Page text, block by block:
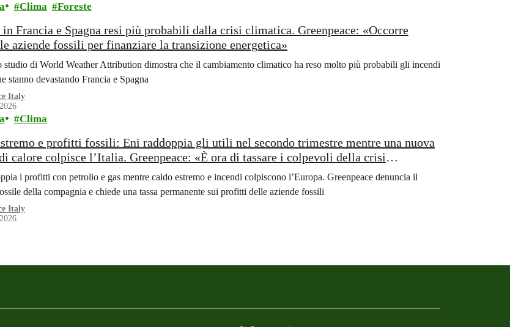
Clima Foreste
Francia e Spagna resi più probabili dalla crisi climatica. Greenpeace: «Occorre
aziende fossili per finanziare la transizione energetica»
studio di World Weather Attribution dimostra che il cambiamento climatico ha reso molto più probabili gli incendi
stanno devastando Francia e Spagna
Italy
Clima
e profitti fossili: Eni raddoppia gli utili nel secondo trimestre mentre una nuova
calore colpisce l’Italia. Greenpeace: «È ora di tassare i colpevoli della crisi
i profitti con petrolio e gas mentre caldo estremo e incendi colpiscono l’Europa. Greenpeace denuncia il
della compagnia e chiede una tassa permanente sui profitti delle aziende fossili
Italy